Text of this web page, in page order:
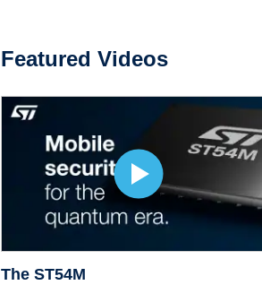
Featured Videos
The ST54M